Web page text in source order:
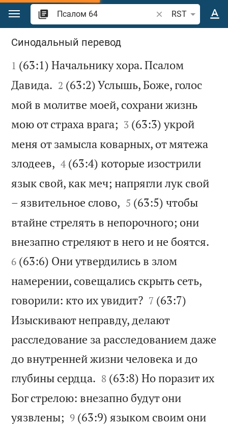
Перейти к содержанию
Поиск по отрывку
RST
Псалом 64
Синодальный перевод

1 (63:1) Начальнику хора. Псалом
Давида. 

2 (63:2) Услышь, Боже, голос
мой в молитве моей, сохрани жизнь
мою от страха врага; 

3 (63:3) укрой
меня от замысла коварных, от мятежа
злодеев, 

4 (63:4) которые изострили
язык свой, как меч; напрягли лук свой
– язвительное слово, 

5 (63:5) чтобы
втайне стрелять в непорочного; они
внезапно стреляют в него и не боятся.
6 (63:6) Они утвердились в злом
намерении, совещались скрыть сеть,
говорили: кто их увидит?
7 (63:7)
Изыскивают неправду, делают
расследование за расследованием даже
до внутренней жизни человека и до
глубины сердца. 

8 (63:8) Но поразит их
Бог стрелою: внезапно будут они
уязвлены; 

9 (63:9) языком своим они